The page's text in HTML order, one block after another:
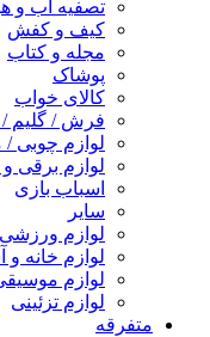
تصفیه آب و
کیف و کفش
مجله و کتاب
پوشاک
کالای خواب
فرش / گلیم /
لوازم چوبی /
لوازم برقی
اسباب بازی
سایر
لوازم ورزشی
لوازم خانه و
لوازم
لوازم تزئینی
متفرقه